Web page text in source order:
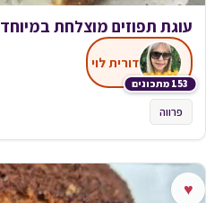
עוגת תפוזים מוצלחת במיוחד
153 מתכונים
דורית לוי
פרווה
♥